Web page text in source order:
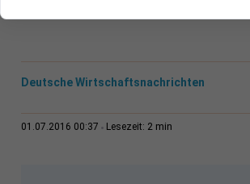
Deutsche Wirtschaftsnachrichten
01.07.2016 00:37 Lesezeit: 2 min